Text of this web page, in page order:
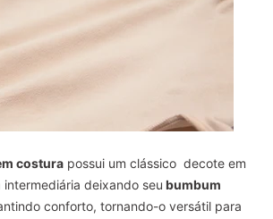
costura possui um clássico decote em
intermediária deixando seu bumbum
conforto, tornando-o versátil para